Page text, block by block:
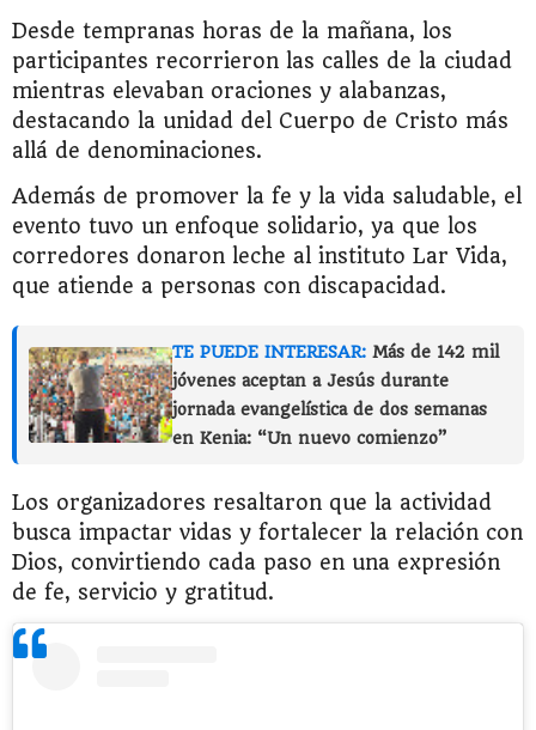
Desde tempranas horas de la mañana, los
participantes recorrieron las calles de la ciudad
mientras elevaban oraciones y alabanzas,
destacando la unidad del Cuerpo de Cristo más
allá de denominaciones.
Además de promover la fe y la vida saludable, el
evento tuvo un enfoque solidario, ya que los
corredores donaron leche al instituto Lar Vida,
que atiende a personas con discapacidad.
TE PUEDE INTERESAR: Más de 142 mil
jóvenes aceptan a Jesús durante
jornada evangelística de dos semanas
en Kenia: “Un nuevo comienzo”
Los organizadores resaltaron que la actividad
busca impactar vidas y fortalecer la relación con
Dios, convirtiendo cada paso en una expresión
de fe, servicio y gratitud.